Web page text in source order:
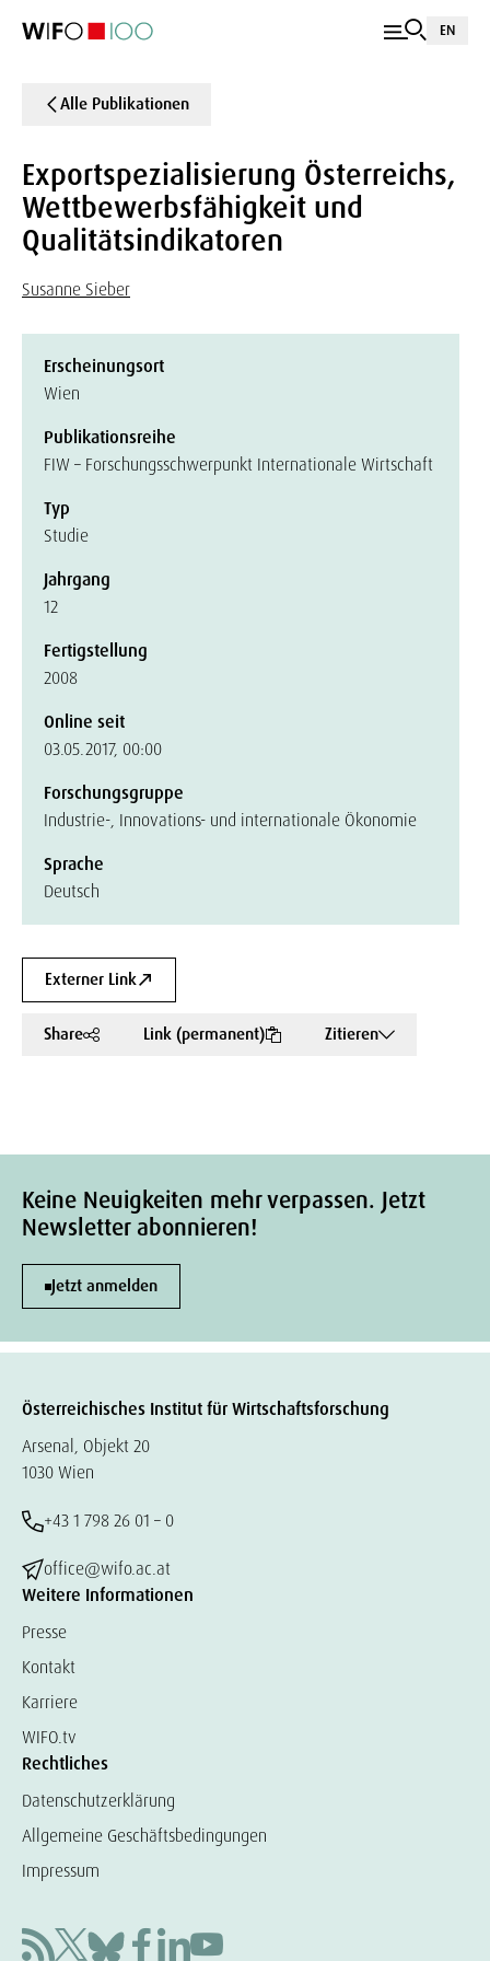
EN
Alle Publikationen
Exportspezialisierung Österreichs,
Wettbewerbsfähigkeit und
Qualitätsindikatoren
Susanne Sieber
Erscheinungsort
Wien
Publikationsreihe
FIW – Forschungsschwerpunkt Internationale Wirtschaft
Typ
Studie
Jahrgang
12
Fertigstellung
2008
Online seit
03.05.2017, 00:00
Forschungsgruppe
Industrie-, Innovations- und internationale Ökonomie
Sprache
Deutsch
Externer Link
Share Link (permanent) Zitieren
Keine Neuigkeiten mehr verpassen. Jetzt
Newsletter abonnieren!
Jetzt anmelden
Österreichisches Institut für Wirtschaftsforschung
Arsenal, Objekt 20
1030 Wien
+43 1 798 26 01 – 0
office@wifo.ac.at
Weitere Informationen
Presse
Kontakt
Karriere
WIFO.tv
Rechtliches
Datenschutzerklärung
Allgemeine Geschäftsbedingungen
Impressum